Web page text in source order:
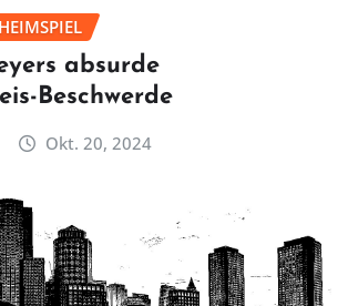
absurde
Beschwerde
Okt. 20, 2024